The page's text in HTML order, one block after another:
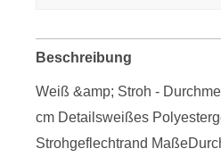
Beschreibung
Weiß &amp; Stroh -
cm Detailsweißes
Strohgeflechtrand